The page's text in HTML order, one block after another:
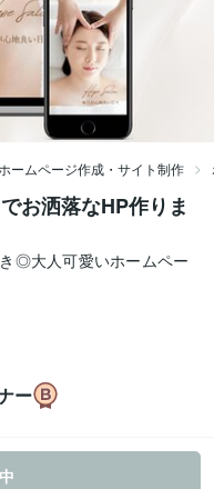
ホームページ作成・サイト制作
お洒落なHP作りま
◎大人可愛いホームペー
ー